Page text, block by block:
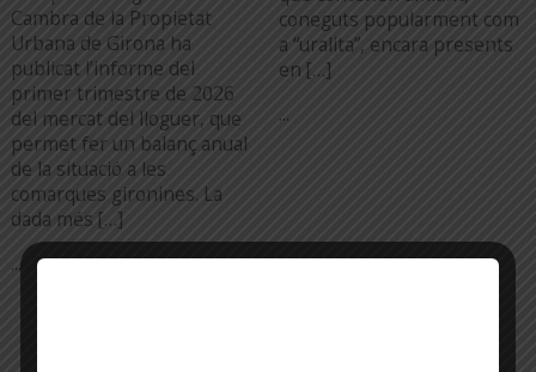
Cambra de la Propietat
Urbana de Girona ha
publicat l’informe del
primer trimestre de 2026
del mercat del lloguer, que
permet fer un balanç anual
de la situació a les
comarques gironines. La
dada més […]
...
coneguts popularment com
a “uralita”, encara presents
en […]
...